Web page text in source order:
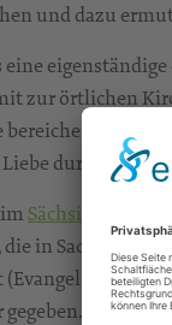
und dazu
zur örtlichen
Ein
durch das
Sächsischen
in Sachsen